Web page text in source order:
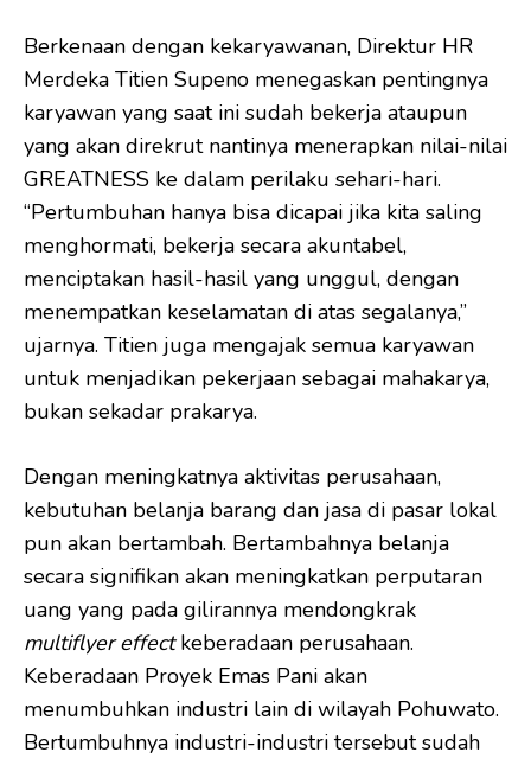
Berkenaan dengan kekaryawanan, Direktur HR
Merdeka Titien Supeno menegaskan pentingnya
karyawan yang saat ini sudah bekerja ataupun
yang akan direkrut nantinya menerapkan nilai-nilai
GREATNESS ke dalam perilaku sehari-hari.
“Pertumbuhan hanya bisa dicapai jika kita saling
menghormati, bekerja secara akuntabel,
menciptakan hasil-hasil yang unggul, dengan
menempatkan keselamatan di atas segalanya,”
ujarnya. Titien juga mengajak semua karyawan
untuk menjadikan pekerjaan sebagai mahakarya,
bukan sekadar prakarya.
Dengan meningkatnya aktivitas perusahaan,
kebutuhan belanja barang dan jasa di pasar lokal
pun akan bertambah. Bertambahnya belanja
secara signifikan akan meningkatkan perputaran
uang yang pada gilirannya mendongkrak
multiflyer effectkeberadaan perusahaan.
Keberadaan Proyek Emas Pani akan
menumbuhkan industri lain di wilayah Pohuwato.
Bertumbuhnya industri-industri tersebut sudah